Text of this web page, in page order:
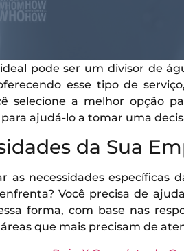
pode ser um divisor de
esse tipo de
selecione a melhor opção
ajudá-lo a tomar uma
da Sua
necessidades específicas
Você precisa de
forma, com base nas
que mais precisam de